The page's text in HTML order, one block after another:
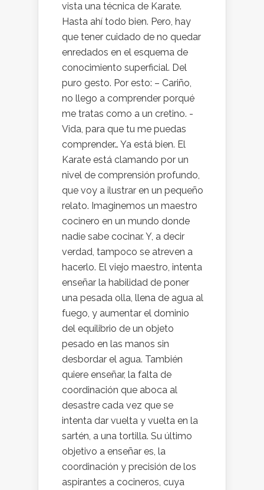
vista una técnica de Karate.
Hasta ahí todo bien. Pero, hay
que tener cuidado de no quedar
enredados en el esquema de
conocimiento superficial. Del
puro gesto. Por esto: – Cariño,
no llego a comprender porqué
me tratas como a un cretino. -
Vida, para que tu me puedas
comprender… Ya está bien. El
Karate está clamando por un
nivel de comprensión profundo,
que voy a ilustrar en un pequeño
relato. Imaginemos un maestro
cocinero en un mundo donde
nadie sabe cocinar. Y, a decir
verdad, tampoco se atreven a
hacerlo. El viejo maestro, intenta
enseñar la habilidad de poner
una pesada olla, llena de agua al
fuego, y aumentar el dominio
del equilibrio de un objeto
pesado en las manos sin
desbordar el agua. También
quiere enseñar, la falta de
coordinación que aboca al
desastre cada vez que se
intenta dar vuelta y vuelta en la
sartén, a una tortilla. Su último
objetivo a enseñar es, la
coordinación y precisión de los
aspirantes a cocineros, cuya